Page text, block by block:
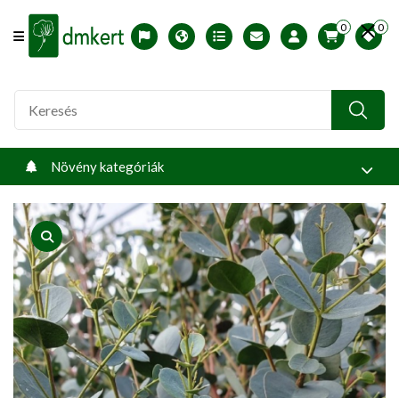
Offcanvas Menu Open
English version
Télállósági zónák
Nyomtatható ABC árjegyzék
Profilom
0 0
Növény kategóriák
product view